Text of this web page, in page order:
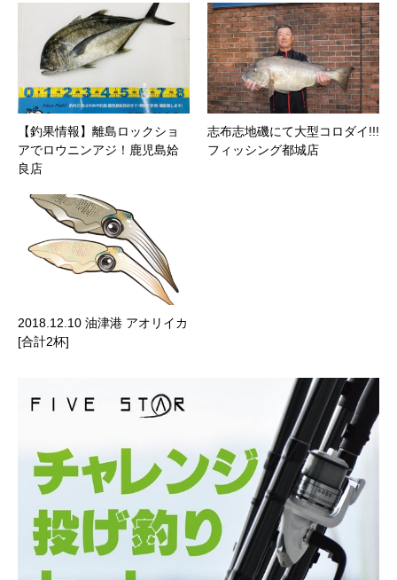
【釣果情報】離島ロックショ
アでロウニンアジ！鹿児島姶
良店
志布志地磯にて大型コロダイ!!!
フィッシング都城店
2018.12.10 油津港 アオリイカ
[合計2杯]